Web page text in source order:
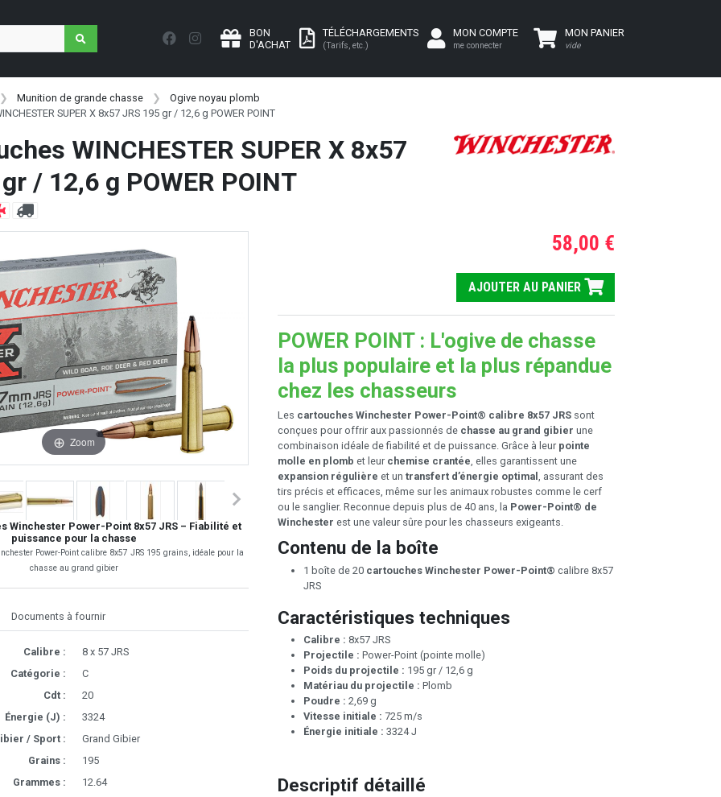
BON
D'ACHAT
TÉLÉCHARGEMENTS
(Tarifs, etc.)
MON COMPTE
me connecter
MON PANIER
vide
Munition de grande chasse
Ogive noyau plomb
SUPER X 8x57 JRS 195 gr / 12,6 g POWER POINT
WINCHESTER SUPER X 8x57
/ 12,6 g POWER POINT
Zoom
Winchester Power-Point 8x57 JRS – Fiabilité et
puissance pour la chasse
Power-Point calibre 8x57 JRS 195 grains, idéale pour la
chasse au grand gibier
Documents à fournir
Calibre :
8 x 57 JRS
Catégorie :
C
Cdt :
20
Énergie (J) :
3324
/ Sport :
Grand Gibier
Grains :
195
Grammes :
12.64
58,00 €
AJOUTER AU PANIER
POWER POINT : L'ogive de chasse
la plus populaire et la plus répandue
chez les chasseurs
Les cartouches Winchester Power-Point® calibre 8x57 JRS sont
conçues pour offrir aux passionnés de chasse au grand gibier une
combinaison idéale de fiabilité et de puissance. Grâce à leur pointe
molle en plomb et leur chemise crantée , elles garantissent une
expansion régulière et un transfert d’énergie optimal
, assurant des
tirs précis et efficaces, même sur les animaux robustes comme le cerf
ou le sanglier. Reconnue depuis plus de 40 ans, la Power-Point® de
Winchester est une valeur sûre pour les chasseurs exigeants.
Contenu de la boîte
1 boîte de 20 cartouches Winchester Power-Point® calibre 8x57
JRS
Caractéristiques techniques
Calibre : 8x57 JRS
Projectile : Power-Point (pointe molle)
Poids du projectile : 195 gr / 12,6 g
Matériau du projectile : Plomb
Poudre : 2,69 g
Vitesse initiale : 725 m/s
Énergie initiale : 3324 J
Descriptif détaillé